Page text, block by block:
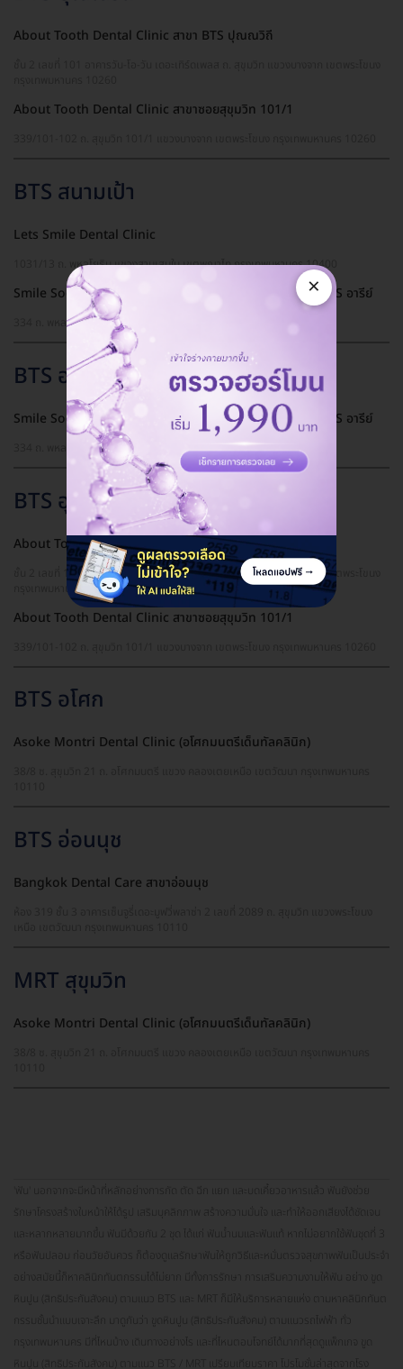
About Tooth Dental Clinic สาขา BTS ปุณณวิถี
About Tooth Dental Clinic สาขาซอยสุขุมวิท 101/1
BTS สนามเป้า
Lets Smile Dental Clinic
1031/13 ถ. พหลโยธิน แขวงสามเสนใน เขตพญาไท กรุงเทพมหานคร 10400
Smile Society Dental (คลินิกทันตกรรมสไมล์โซไซตี้) สาขา BTS อารีย์
334 ถ. พหลโยธิน แขวงสามเสนใน เขตพญาไท กรุงเทพมหานคร 10400
BTS อารีย์
Smile Society Dental (คลินิกทันตกรรมสไมล์โซไซตี้) สาขา BTS อารีย์
334 ถ. พหลโยธิน แขวงสามเสนใน เขตพญาไท กรุงเทพมหานคร 10400
BTS อุดมสุข
About Tooth Dental Clinic สาขา BTS ปุณณวิถี
ชั้น 2 เลขที่ 101 อาคารวัน-โอ-วัน เดอะเทิร์ดเพลส ถ. สุขุมวิท แขวงบางจาก เขตพระโขนง
กรุงเทพมหานคร 10260
About Tooth Dental Clinic สาขาซอยสุขุมวิท 101/1
BTS อโศก
Asoke Montri Dental Clinic (อโศกมนตรีเด็นทัลคลินิก)
BTS อ่อนนุช
Bangkok Dental Care สาขาอ่อนนุช
MRT สุขุมวิท
Asoke Montri Dental Clinic (อโศกมนตรีเด็นทัลคลินิก)
'ฟัน' นอกจากจะมีหน้าที่หลักอย่างการกัด ตัด ฉีก แยก และบดเคี้ยวอาหารแล้ว ฟันยังช่วย
รักษาโครงสร้างใบหน้าให้ได้รูป เสริมบุคลิกภาพ สร้างความมั่นใจ และทำให้ออกเสียงได้ชัดเจน
และหลากหลายมากขึ้น ฟันมีด้วยกัน 2 ชุด ได้แก่ ฟันน้ำนมและฟันแท้ หากไม่อยากใช้ฟันชุดที่ 3
หรือฟันปลอม ก่อนวัยอันควร ก็ต้องดูแลรักษาฟันให้ถูกวิธีและหมั่นตรวจสุขภาพฟันเป็นประจำ
อย่างสมัยนี้ก็หาคลินิกทันตกรรมได้ไม่ยาก มีทั้งการรักษา การเสริมความงามให้ฟัน อย่าง ขูด
หินปูน (สิทธิประกันสังคม) ตามแนว BTS และ MRT ก็มีให้บริการหลายแห่ง ตามหาคลินิกทันต
กรรมชั้นนำแบบเจาะลึก มาดูกันว่า ขูดหินปูน (สิทธิประกันสังคม) ตามแนวรถไฟฟ้า ทั่ว
กรุงเทพมหานคร มีที่ไหนบ้าง เดินทางอย่างไร และที่ไหนตอบโจทย์ได้มากที่สุดดูแพ็กเกจ ขูด
หินปูน (สิทธิประกันสังคม) ตามแนว BTS / MRT เปรียบเทียบราคา โปรโมชั่นล่าสุดจากโรง
×